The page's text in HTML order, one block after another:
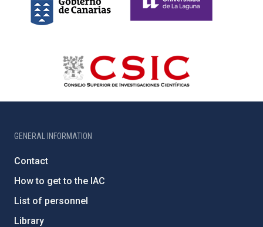
GENERAL INFORMATION
Contact
How to get to the IAC
List of personnel
Library